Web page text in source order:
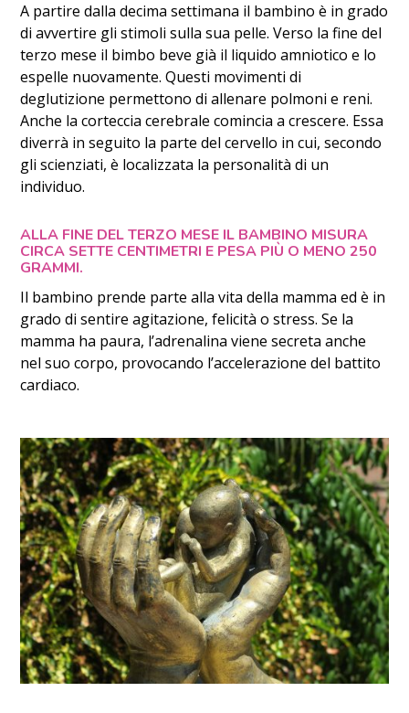
A partire dalla decima settimana il bambino è in grado
di avvertire gli stimoli sulla sua pelle. Verso la fine del
terzo mese il bimbo beve già il liquido amniotico e lo
espelle nuovamente. Questi movimenti di
deglutizione permettono di allenare polmoni e reni.
Anche la corteccia cerebrale comincia a crescere. Essa
diverrà in seguito la parte del cervello in cui, secondo
gli scienziati, è localizzata la personalità di un
individuo.
ALLA FINE DEL TERZO MESE IL BAMBINO MISURA
CIRCA SETTE CENTIMETRI E PESA PIÙ O MENO 250
GRAMMI.
Il bambino prende parte alla vita della mamma ed è in
grado di sentire agitazione, felicità o stress. Se la
mamma ha paura, l’adrenalina viene secreta anche
nel suo corpo, provocando l’accelerazione del battito
cardiaco.